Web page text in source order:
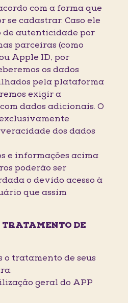
com a forma que
se cadastrar. Caso ele
de autenticidade por
parceiras (como
Apple ID, por
os dados
pela plataforma
exigir a
dados adicionais. O
dos dados
e informações acima
poderão ser
o devido acesso à
que assim
DE
o tratamento de seus
geral do APP